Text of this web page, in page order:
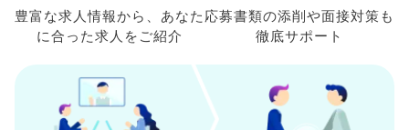
豊富な求人情報から、 あなた
に合った求人を ご紹介
応募書類の添削や面接対策も
徹底サポート